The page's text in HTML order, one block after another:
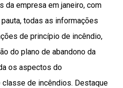
da empresa em janeiro, com
todas as informações
de princípio de incêndio,
do plano de abandono da
os aspectos do
de incêndios. Destaque